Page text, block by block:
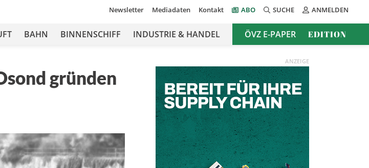
Newsletter Mediadaten Kontakt ABO SUCHE ANMELDEN
BAHN BINNENSCHIFF INDUSTRIE & HANDEL ÖVZ E-PAPER EDITION
gründen
ANZEIGE